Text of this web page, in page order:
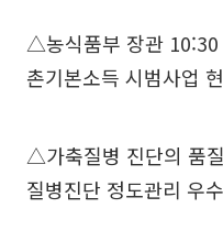
△농식품부 장관 10:30
촌기본소득 시범사업
△가축질병 진단의 품
질병진단 정도관리 우